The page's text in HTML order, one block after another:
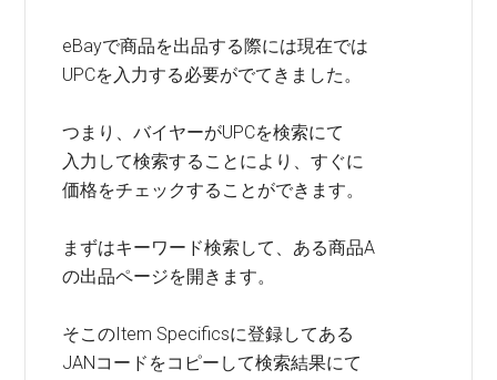
eBayで商品を出品する際には現在では
UPCを入力する必要がでてきました。
つまり、バイヤーがUPCを検索にて
入力して検索することにより、すぐに
価格をチェックすることができます。
まずはキーワード検索して、ある商品A
の出品ページを開きます。
そこのItem Specificsに登録してある
JANコードをコピーして検索結果にて